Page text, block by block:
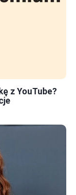
z YouTube?